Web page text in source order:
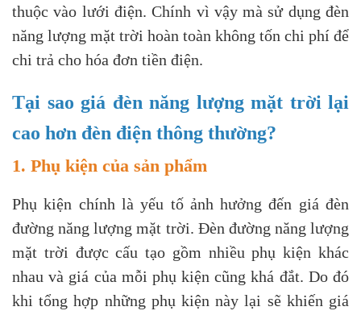
thuộc vào lưới điện. Chính vì vậy mà sử dụng đèn
năng lượng mặt trời hoàn toàn không tốn chi phí để
chi trả cho hóa đơn tiền điện.
Tại sao giá đèn năng lượng mặt trời lại
cao hơn đèn điện thông thường?
1. Phụ kiện của sản phẩm
Phụ kiện chính là yếu tố ảnh hưởng đến giá đèn
đường năng lượng mặt trời. Đèn đường năng lượng
mặt trời được cấu tạo gồm nhiều phụ kiện khác
nhau và giá của mỗi phụ kiện cũng khá đắt. Do đó
khi tổng hợp những phụ kiện này lại sẽ khiến giá